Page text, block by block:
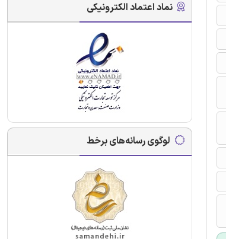
نماد اعتماد الکترونیکی
لوگوی رسانه‌های برخط